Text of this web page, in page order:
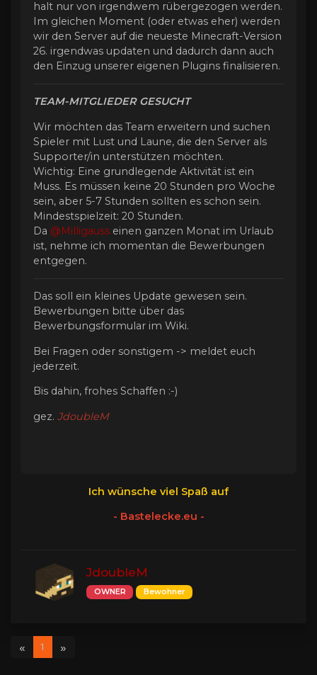
halt nur von irgendwem rübergezogen werden.
Im gleichen Moment (oder etwas eher) werden
wir den Server auf die neueste Minecraft-Version
26. irgendwas updaten und dadurch dann auch
den Einzug unserer eigenen Plugins finalisieren.
TEAM-MITGLIEDER GESUCHT
Wir möchten das Team erweitern und suchen
Spieler mit Lust und Laune, die den Server als
Supporter/in unterstützen möchten.
Wichtig: Eine grundlegende Aktivität ist ein
Muss. Es müssen keine 20 Stunden pro Woche
sein, aber 5-7 Stunden sollten es schon sein.
Mindestspielzeit: 20 Stunden.
Da @Milligauss einen ganzen Monat im Urlaub
ist, nehme ich momentan die Bewerbungen
entgegen.
Das soll ein kleines Update gewesen sein.
Bewerbungen bitte über das
Bewerbungsformular im Wiki.
Bei Fragen oder sonstigem -> meldet euch
jederzeit.
Bis dahin, frohes Schaffen :-)
gez.JdoubleM
Ich wünsche viel Spaß auf
- Bastelecke.eu -
JdoubleM
OWNER Bewohner
« 1 »